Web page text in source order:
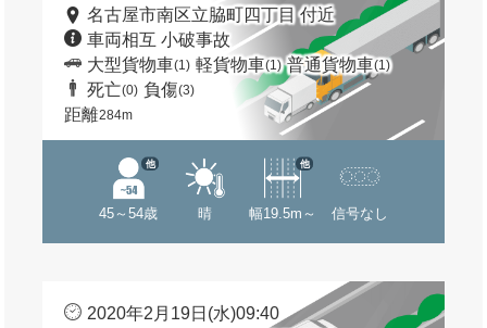
名古屋市南区立脇町四丁目 付近
車両相互 小破事故
大型貨物車(1) 軽貨物車(1) 普通貨物車(1)
死亡(0) 負傷(3)
距離284m
45～54歳
他
晴 幅19.5m～
他
信号なし
2020年2月19日(水)09:40